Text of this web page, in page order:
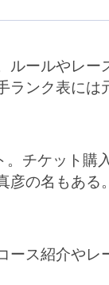
ルールやレ
ランク表には
。チケット購
彦の名もある
ース紹介やレ